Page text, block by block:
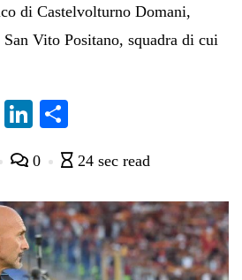
di Castelvolturno Domani,
Vito Positano, squadra di cui
Te
Li
ed
In
di
vi
di
0 24 sec read